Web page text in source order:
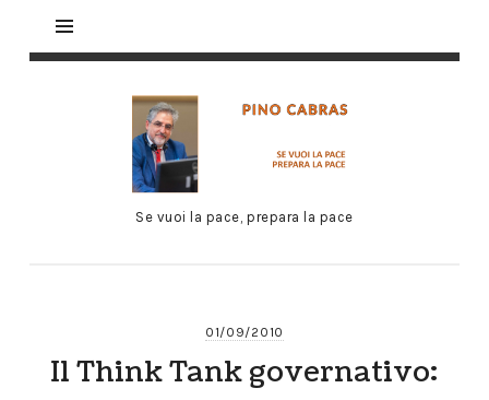
Se vuoi la pace, prepara la pace
01/09/2010
Il Think Tank governativo: